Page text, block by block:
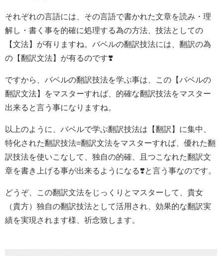
それぞれの言語には、その言語で書かれた文章を読み・理
解し・書く事を的確に処理する為の方法、技法としての
【文法】が有りますね。バベルの翻訳技法には、翻訳の為
の【翻訳文法】が有るのです❣️
ですから、バベルの翻訳技法を学ぶ事は、この【バベルの
翻訳文法】をマスターすれば、的確な翻訳技法をマスター
出来ると言う事になりますね。
以上のように、バベルで学ぶ翻訳技法は【翻訳】に集中、
特化された翻訳技法=翻訳文法をマスターすれば、優れた翻
訳技法を使いこなして、独自の的確、且つこなれた翻訳文
章を書き上げる事が出来るようになる❣️と言う事なのです。
どうぞ、この翻訳文法をじっくりとマスターして、貴女
（貴方）独自の翻訳技法として活用され、効果的な翻訳実
績を実現されます様、祈念致します。